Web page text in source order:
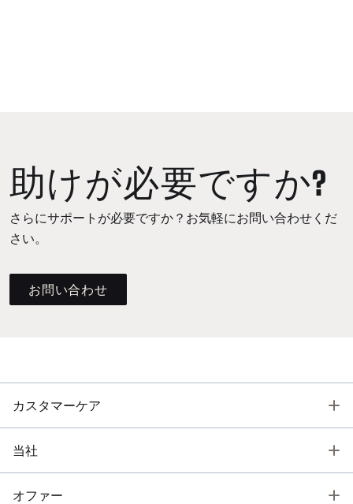
助けが必要ですか?
さらにサポートが必要ですか？お気軽にお問い合わせくだ
さい。
お問い合わせ
カスタマーケア
当社
オファー